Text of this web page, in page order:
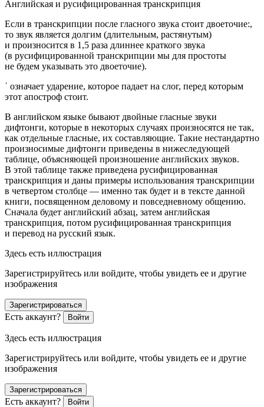
Английская и русифицированная транскрипция
Если в транскрипции после гласного звука стоит двоеточие:,
то звук является долгим (длительным, растянутым)
и произносится в 1,5 раза длиннее краткого звука
(в русифицированной транскрипции мы для простоты
не будем указывать это двоеточие).
ˈ означает ударение, которое падает на слог, перед которым
этот апостроф стоит.
В английском языке бывают двойные гласные звуки
дифтонги, которые в некоторых случаях произносятся не так,
как отдельные гласные, их составляющие. Такие нестандартно
произносимые дифтонги приведены в нижеследующей
таблице, объясняющей произношение английских звуков.
В этой таблице также приведена русифицированная
транскрипция и даны примеры использования транскрипции
в четвертом столбце — именно так будет и в тексте данной
книги, посвященном деловому и повседневному общению.
Сначала будет английский абзац, затем английская
транскрипция, потом русифицированная транскрипция
и перевод на русский язык.
Здесь есть иллюстрация
Зарегистрируйтесь или войдите, чтобы увидеть ее и другие
изображения
Зарегистрироваться
Есть аккаунт? Войти
Здесь есть иллюстрация
Зарегистрируйтесь или войдите, чтобы увидеть ее и другие
изображения
Зарегистрироваться
Есть аккаунт? Войти